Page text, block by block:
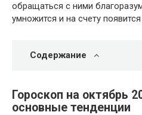
обращаться с ними
умножится и на счету
Содержание
Гороскоп на октябрь
основные тенденции